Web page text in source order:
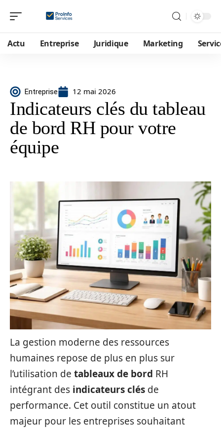
Actu Entreprise Juridique Marketing
Entreprise 12 mai 2026
Indicateurs clés du tableau
de bord RH pour votre
équipe
La gestion moderne des ressources
humaines repose de plus en plus sur
l’utilisation de tableaux de bord RH
intégrant des indicateurs clés de
performance. Cet outil constitue un atout
majeur pour les entreprises souhaitant